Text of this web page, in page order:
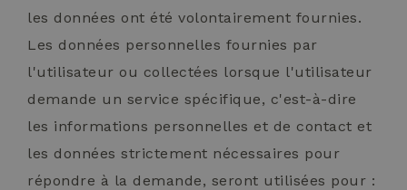
les données ont été volontairement fournies.
Les données personnelles fournies par
l'utilisateur ou collectées lorsque l'utilisateur
demande un service spécifique, c'est-à-dire
les informations personnelles et de contact et
les données strictement nécessaires pour
répondre à la demande, seront utilisées pour :